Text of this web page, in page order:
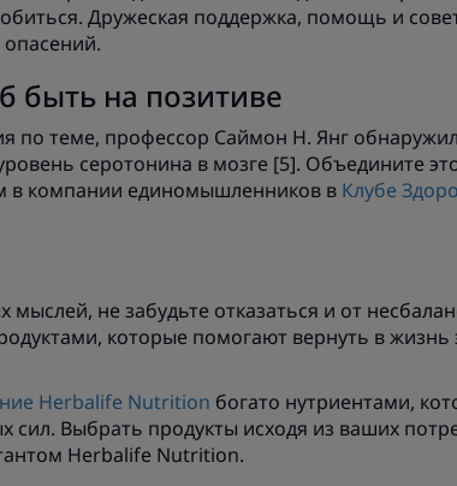
Дружеская поддержка, помощь и
быть на позитиве
по теме, профессор Саймон Н. Янг
серотонина в мозге [5]. Объедините
в компании единомышленников в Клубе
мыслей, не забудьте отказаться и от
которые помогают вернуть в жизнь
Herbalife Nutrition богато нутриентами,
Выбрать продукты исходя из ваших
Herbalife Nutrition.